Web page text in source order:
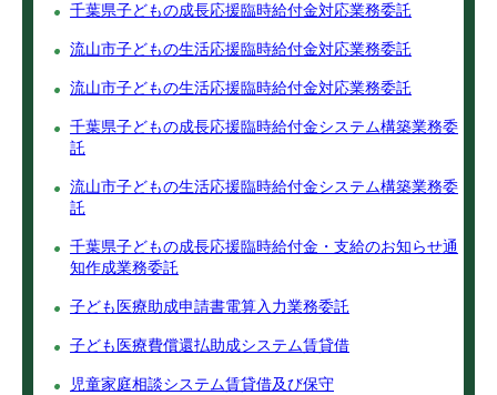
千葉県子どもの成長応援臨時給付金対応業務委託
流山市子どもの生活応援臨時給付金対応業務委託
流山市子どもの生活応援臨時給付金対応業務委託
千葉県子どもの成長応援臨時給付金システム構築業務委
託
流山市子どもの生活応援臨時給付金システム構築業務委
託
千葉県子どもの成長応援臨時給付金・支給のお知らせ通
知作成業務委託
子ども医療助成申請書電算入力業務委託
子ども医療費償還払助成システム賃貸借
児童家庭相談システム賃貸借及び保守